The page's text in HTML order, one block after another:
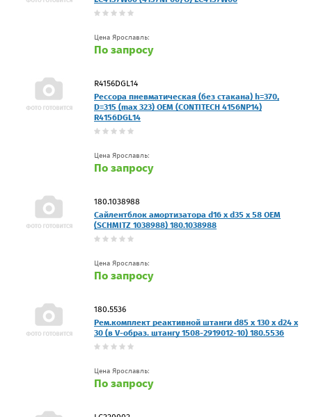
Цена Ярославль:
По запросу
R4156DGL14
Рессора пневматическая (без стакана) h=370,
D=315 (max 323) OEM (CONTITECH 4156NP14)
R4156DGL14
Цена Ярославль:
По запросу
180.1038988
Сайлентблок амортизатора d16 x d35 x 58 OEM
(SCHMITZ 1038988) 180.1038988
Цена Ярославль:
По запросу
180.5536
Рем.комплект реактивной штанги d85 x 130 x d24 x
30 (в V-образ. штангу 1508-2919012-10) 180.5536
Цена Ярославль:
По запросу